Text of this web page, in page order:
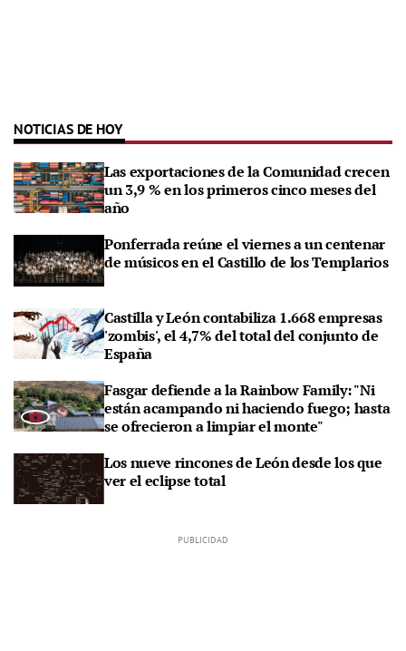
NOTICIAS DE HOY
Las exportaciones de la Comunidad crecen
un 3,9 % en los primeros cinco meses del
año
Ponferrada reúne el viernes a un centenar
de músicos en el Castillo de los Templarios
Castilla y León contabiliza 1.668 empresas
'zombis', el 4,7% del total del conjunto de
España
Fasgar defiende a la Rainbow Family: "Ni
están acampando ni haciendo fuego; hasta
se ofrecieron a limpiar el monte"
Los nueve rincones de León desde los que
ver el eclipse total